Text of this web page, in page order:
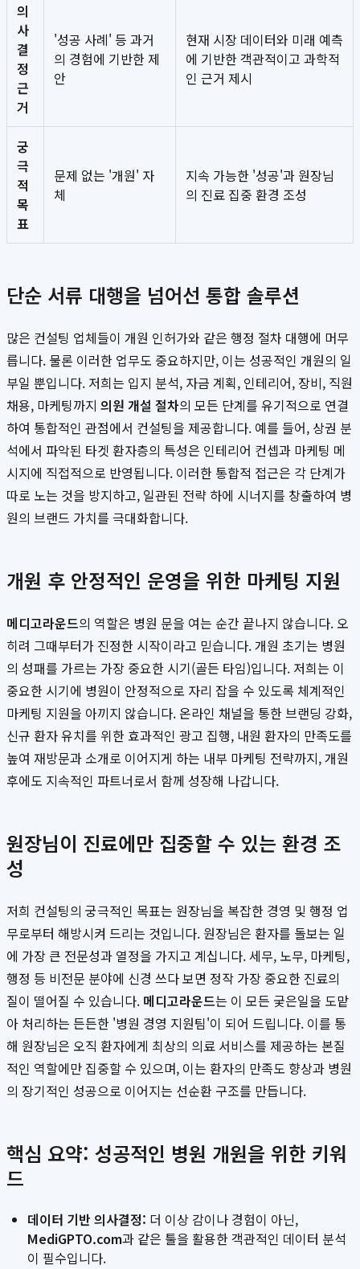
의
사
결
정
근
거
'성공 사례' 등 과거
의 경험에 기반한 제
안
현재 시장 데이터와 미래 예측
에 기반한 객관적이고 과학적
인 근거 제시
궁
극
적
목
표
문제 없는 '개원' 자
체
지속 가능한 '성공'과 원장님
의 진료 집중 환경 조성
단순 서류 대행을 넘어선 통합 솔루션
많은 컨설팅 업체들이 개원 인허가와 같은 행정 절차 대행에 머무
릅니다. 물론 이러한 업무도 중요하지만, 이는 성공적인 개원의 일
부일 뿐입니다. 저희는 입지 분석, 자금 계획, 인테리어, 장비, 직원
채용, 마케팅까지 의원 개설 절차의 모든 단계를 유기적으로 연결
하여 통합적인 관점에서 컨설팅을 제공합니다. 예를 들어, 상권 분
석에서 파악된 타겟 환자층의 특성은 인테리어 컨셉과 마케팅 메
시지에 직접적으로 반영됩니다. 이러한 통합적 접근은 각 단계가
따로 노는 것을 방지하고, 일관된 전략 하에 시너지를 창출하여 병
원의 브랜드 가치를 극대화합니다.
개원 후 안정적인 운영을 위한 마케팅 지원
메디고라운드의 역할은 병원 문을 여는 순간 끝나지 않습니다. 오
히려 그때부터가 진정한 시작이라고 믿습니다. 개원 초기는 병원
의 성패를 가르는 가장 중요한 시기(골든 타임)입니다. 저희는 이
중요한 시기에 병원이 안정적으로 자리 잡을 수 있도록 체계적인
마케팅 지원을 아끼지 않습니다. 온라인 채널을 통한 브랜딩 강화,
신규 환자 유치를 위한 효과적인 광고 집행, 내원 환자의 만족도를
높여 재방문과 소개로 이어지게 하는 내부 마케팅 전략까지, 개원
후에도 지속적인 파트너로서 함께 성장해 나갑니다.
원장님이 진료에만 집중할 수 있는 환경 조
성
저희 컨설팅의 궁극적인 목표는 원장님을 복잡한 경영 및 행정 업
무로부터 해방시켜 드리는 것입니다. 원장님은 환자를 돌보는 일
에 가장 큰 전문성과 열정을 가지고 계십니다. 세무, 노무, 마케팅,
행정 등 비전문 분야에 신경 쓰다 보면 정작 가장 중요한 진료의
질이 떨어질 수 있습니다. 메디고라운드는 이 모든 궂은일을 도맡
아 처리하는 든든한 '병원 경영 지원팀'이 되어 드립니다. 이를 통
해 원장님은 오직 환자에게 최상의 의료 서비스를 제공하는 본질
적인 역할에만 집중할 수 있으며, 이는 환자의 만족도 향상과 병원
의 장기적인 성공으로 이어지는 선순환 구조를 만듭니다.
핵심 요약: 성공적인 병원 개원을 위한 키워
드
데이터 기반 의사결정: 더 이상 감이나 경험이 아닌,
MediGPTO.com과 같은 툴을 활용한 객관적인 데이터 분석
이 필수입니다.